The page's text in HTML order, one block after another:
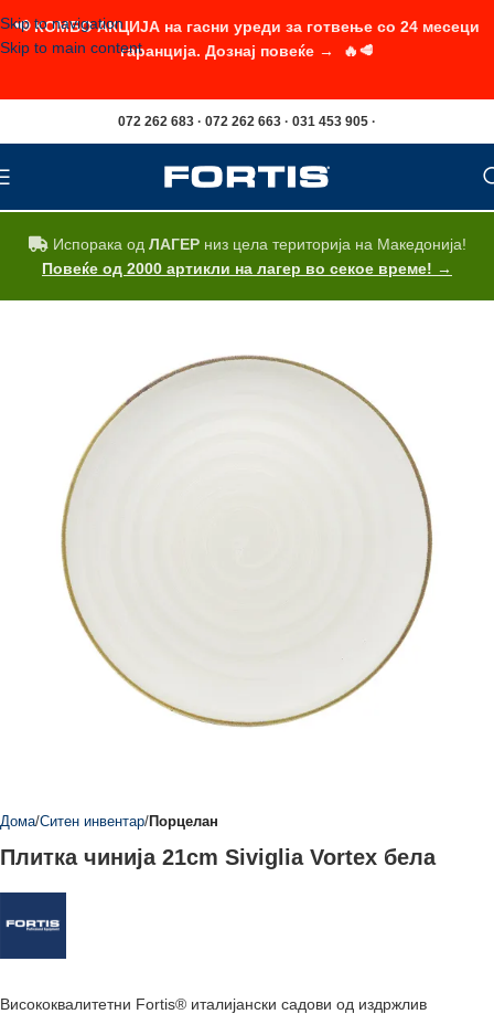
Skip to navigation
Skip to main content
072 262 683 · 072 262 663 · 031 453 905 ·
Испорака од ЛАГЕРниз цела територија на Македонија!
Повеќе од 2000 артикли на лагер во секое време! →
Дома Ситен инвентар Порцелан
Плитка чинија 21cm Siviglia Vortex бела
Висококвалитетни Fortis® италијански садови од издржлив
📢 КОМБО АКЦИЈА на гасни уреди за готвење со 24 месеци
гаранција. Дознај повеќе → 🔥🥩